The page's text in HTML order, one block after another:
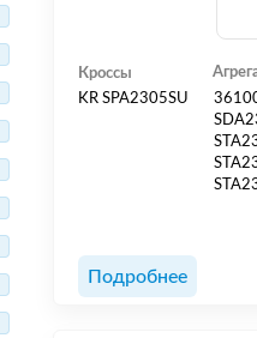
Кроссы
KR SPA2305SU
Подробнее